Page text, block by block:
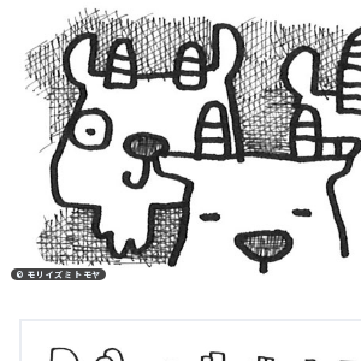
© モリイズミトモヤ